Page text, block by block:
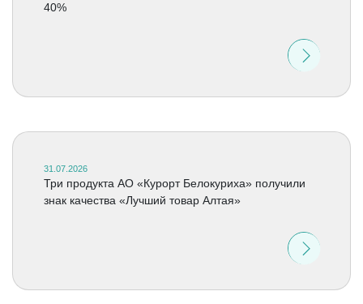
40%
31.07.2026
Три продукта АО «Курорт Белокуриха» получили
знак качества «Лучший товар Алтая»